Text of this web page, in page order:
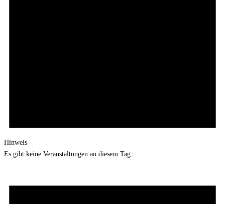
Hinweis
Es gibt keine Veranstaltungen an diesem Tag.